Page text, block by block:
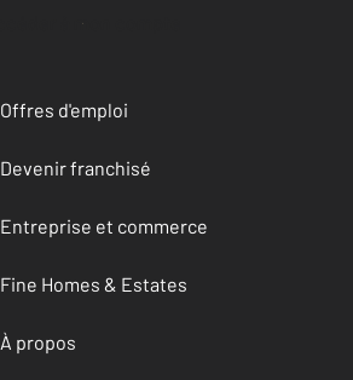
Accéder à mon compte
Offres d'emploi
Devenir franchisé
Entreprise et commerce
Fine Homes & Estates
À propos